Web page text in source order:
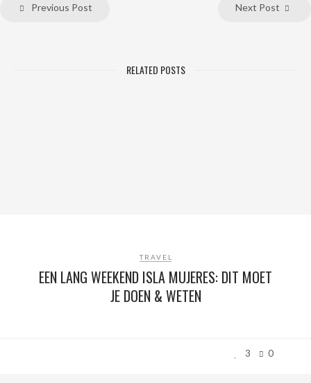
Previous Post Next Post
RELATED POSTS
TRAVEL
EEN LANG WEEKEND ISLA MUJERES: DIT MOET
JE DOEN & WETEN
3 0